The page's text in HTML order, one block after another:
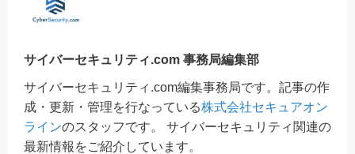
サイバーセキュリティ.com 事務局編集部
サイバーセキュリティ.com編集事務局です。記事の作
成・更新・管理を行なっている株式会社セキュアオン
ラインのスタッフです。 サイバーセキュリティ関連の
最新情報をご紹介しています。